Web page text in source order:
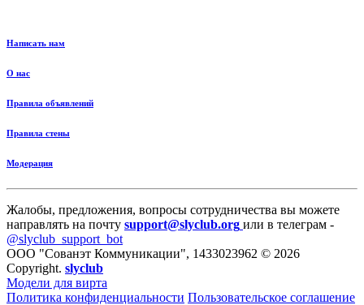
Написать нам
О нас
Правила объявлений
Правила стены
Модерация
Жалобы, предложения, вопросы сотрудничества вы можете
направлять на почту support@slyclub.org или в телеграм -
@slyclub_support_bot
ООО "Сованэт Коммуникации", 1433023962 © 2026
Copyright. slyclub
Модели для вирта
Политика конфиденциальности Пользовательское соглашение